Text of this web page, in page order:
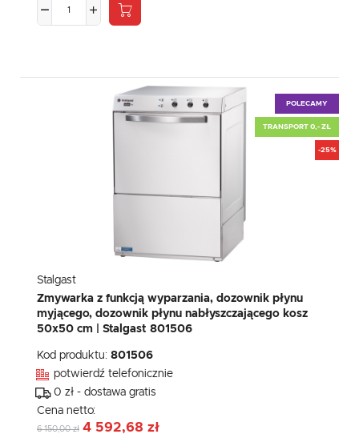
POLECAMY
TRANSPORT 0,- ZŁ
-25%
Stalgast
Zmywarka z funkcją wyparzania, dozownik płynu
myjącego, dozownik płynu nabłyszczającego kosz
50x50 cm | Stalgast 801506
Kod produktu: 801506
potwierdź telefonicznie
0 zł - dostawa gratis
Cena netto:
6 150,00 zł 4 592,68 zł